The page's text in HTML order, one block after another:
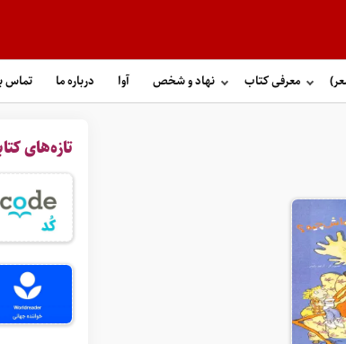
معرفی کتاب نهاد و شخص آوا درباره ما تماس
تازه‌های